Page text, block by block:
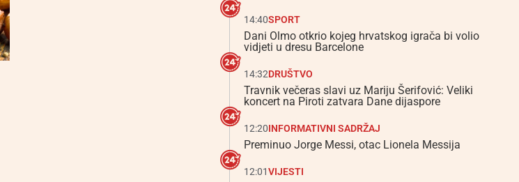
14:40SPORT
Dani Olmo otkrio kojeg hrvatskog igrača bi volio
vidjeti u dresu Barcelone
14:32DRUŠTVO
Travnik večeras slavi uz Mariju Šerifović: Veliki
koncert na Piroti zatvara Dane dijaspore
12:20INFORMATIVNI SADRŽAJ
Preminuo Jorge Messi, otac Lionela Messija
12:01VIJESTI